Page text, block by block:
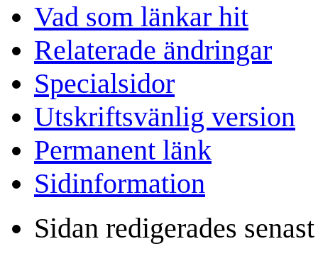
Vad som länkar hit
Relaterade ändringar
Specialsidor
Utskriftsvänlig version
Permanent länk
Sidinformation
Sidan redigerades